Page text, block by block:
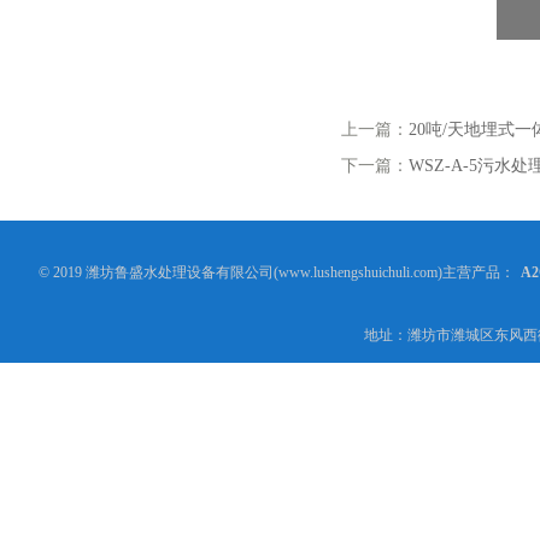
上一篇： 20吨/天地埋式一
下一篇： WSZ-A-5污水处
© 2019 潍坊鲁盛水处理设备有限公司(www.lushengshuichuli.com)主营产品：
地址：潍坊市潍城区东风